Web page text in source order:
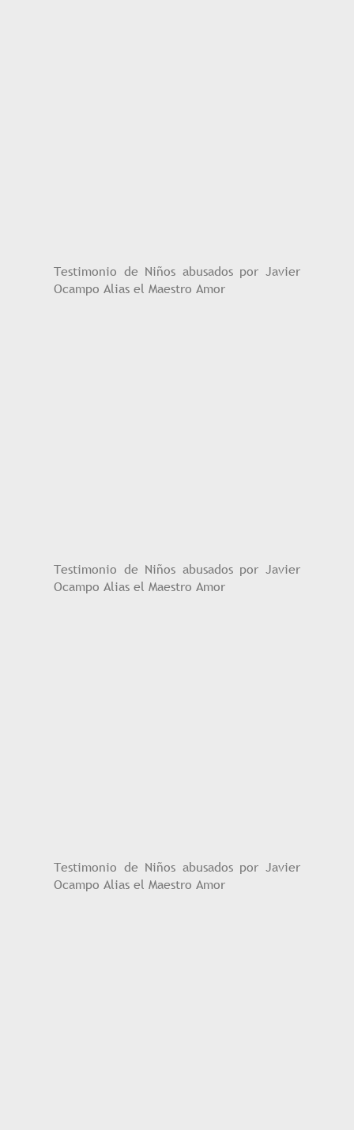
Testimonio de Niños abusados por Javier
Ocampo Alias el Maestro Amor
Testimonio de Niños abusados por Javier
Ocampo Alias el Maestro Amor
Testimonio de Niños abusados por Javier
Ocampo Alias el Maestro Amor